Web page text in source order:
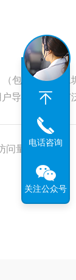
包括腐蚀、水
导航，通过广
问量：6462
电话咨询
关注公众号